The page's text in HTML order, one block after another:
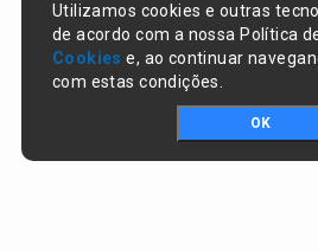
Utilizamos cookies e outras
de acordo com a nossa Política
Cookies e, ao continuar
com estas condições.
OK